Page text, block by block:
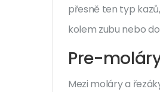
přesně ten typ
kolem zubu nebo
Pre-
Mezi moláry a